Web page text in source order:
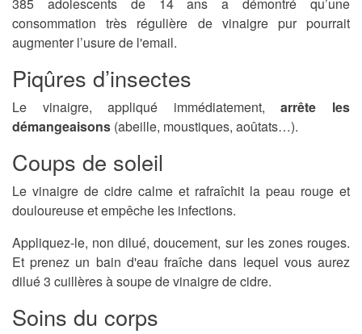
385 adolescents de 14 ans a démontré qu’une
consommation très régulière de vinaigre pur pourrait
augmenter l’usure de l'email.
Piqûres d’insectes
Le vinaigre, appliqué immédiatement,arrête les
démangeaisons (abeille, moustiques, aoûtats…).
Coups de soleil
Le vinaigre de cidre calme et rafraîchit la peau rouge et
douloureuse et empêche les infections.
Appliquez-le, non dilué, doucement, sur les zones rouges.
Et prenez un bain d'eau fraîche dans lequel vous aurez
dilué 3 cuillères à soupe de vinaigre de cidre.
Soins du corps